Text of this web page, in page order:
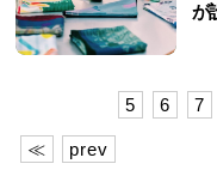
が
≪ prev
5 6 7